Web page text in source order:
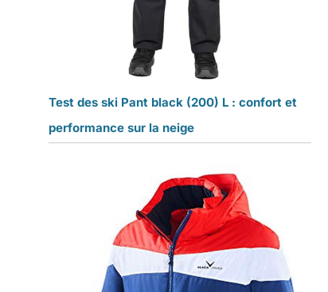
Test des ski Pant black (200) L : confort et
performance sur la neige